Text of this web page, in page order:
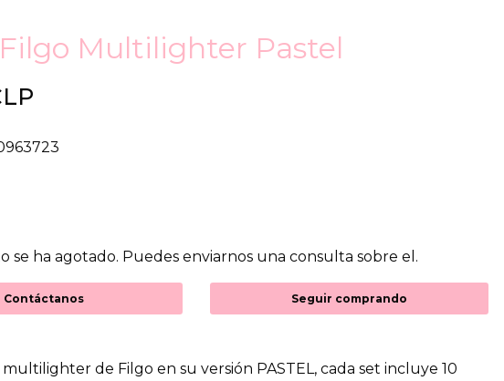
Multilighter Pastel
se ha agotado. Puedes enviarnos una consulta sobre el.
Contáctanos Seguir comprando
de Filgo en su versión PASTEL, cada set incluye 10